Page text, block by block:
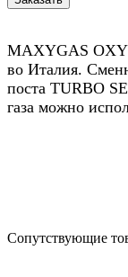
МАXYGAS
во Италия.
поста TURBO
газа можно
Сопутствующие